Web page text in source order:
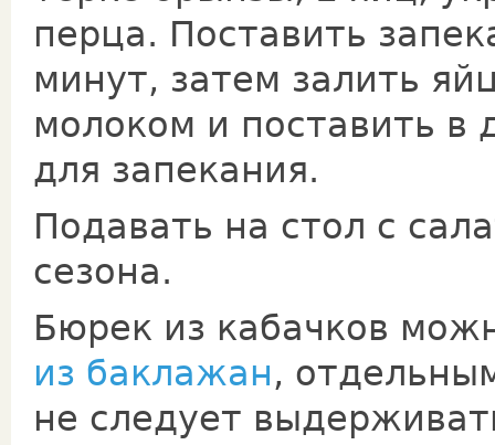
перца. Поставить
минут, затем залить
молоком и поставить
для запекания.
Подавать на стол с
сезона.
Бюрек из кабачков
из баклажан,
не следует